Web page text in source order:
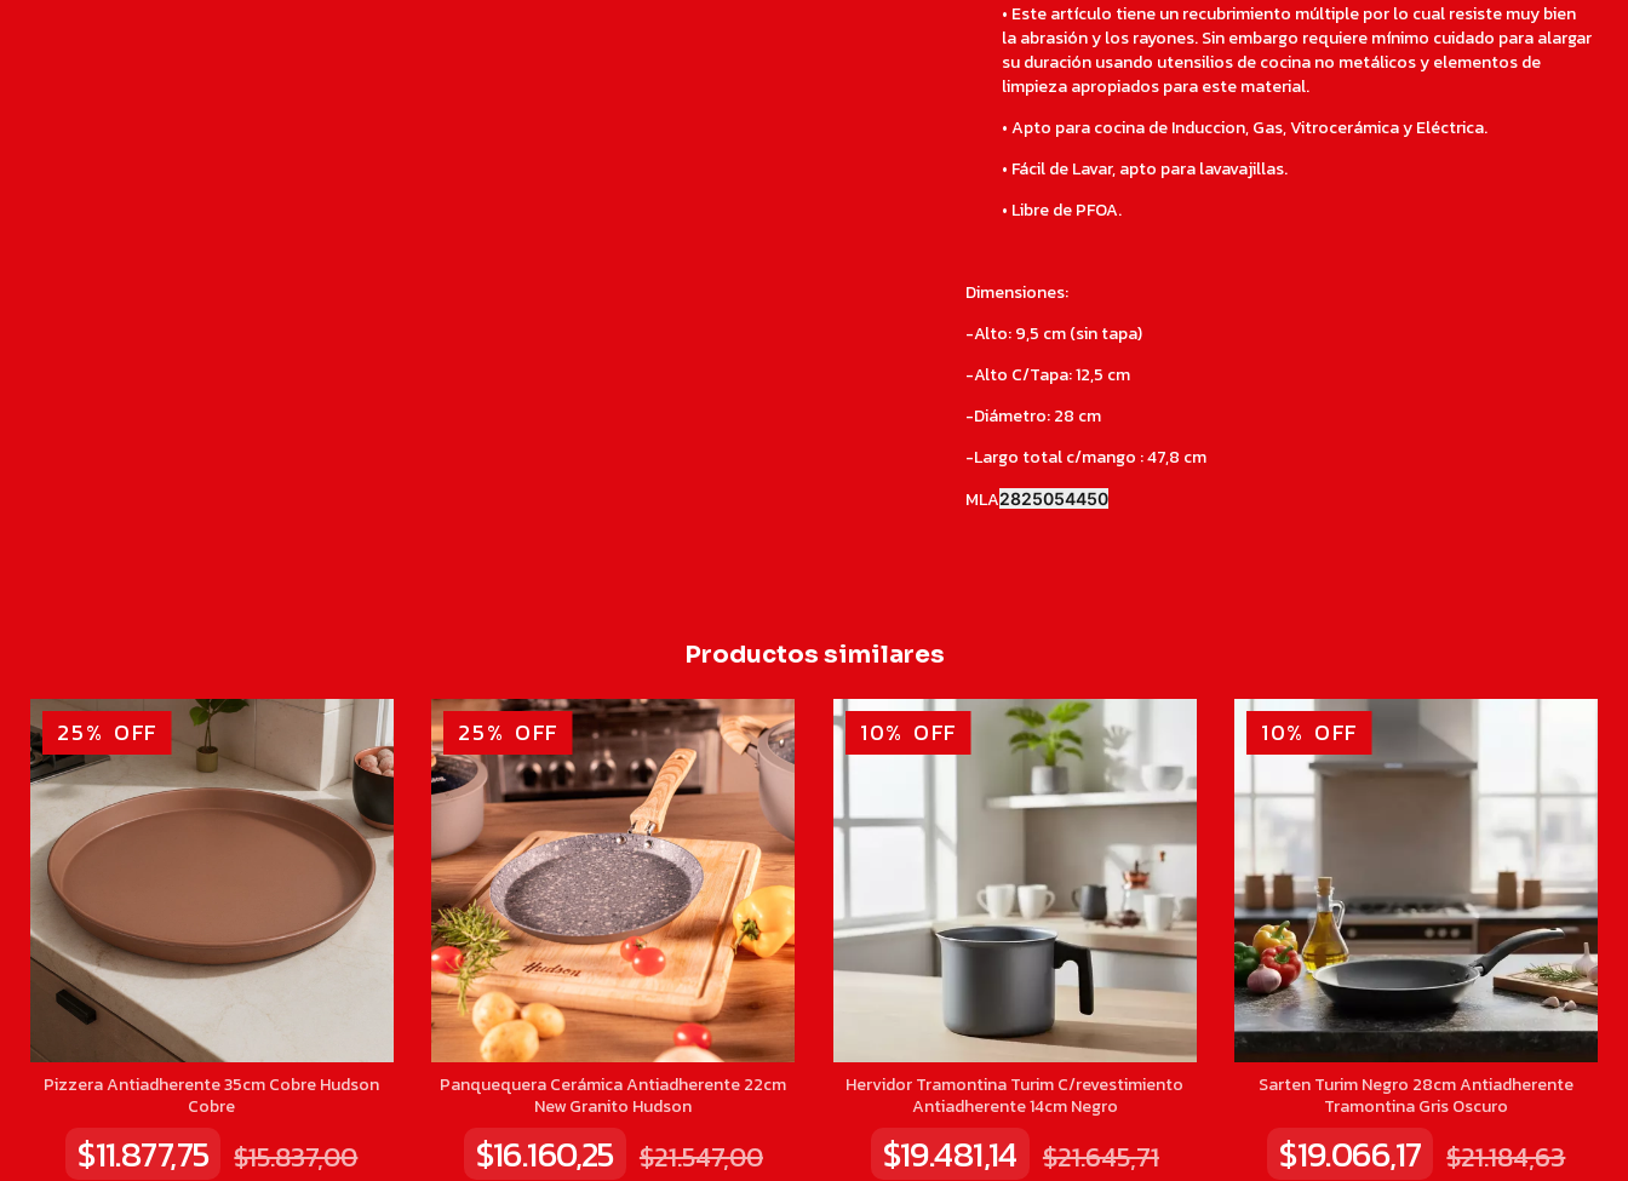
• Este artículo tiene un recubrimiento múltiple por lo cual resiste muy bien
la abrasión y los rayones. Sin embargo requiere mínimo cuidado para alargar
su duración usando utensilios de cocina no metálicos y elementos de
limpieza apropiados para este material.
•Apto para cocina de Induccion, Gas, Vitrocerámica y Eléctrica.
• Fácil de Lavar, apto para lavavajillas.
• Libre de PFOA.
Dimensiones:
-Alto: 9,5 cm (sin tapa)
-Alto C/Tapa: 12,5 cm
-Diámetro: 28 cm
-Largo total c/mango : 47,8 cm
MLA2825054450
Productos similares
25% OFF
Pizzera Antiadherente 35cm Cobre Hudson
Cobre
$11.877,75 $15.837,00
25% OFF
Panquequera Cerámica Antiadherente 22cm
New Granito Hudson
$16.160,25 $21.547,00
10% OFF
Hervidor Tramontina Turim C/revestimiento
Antiadherente 14cm Negro
$19.481,14 $21.645,71
10% OFF
Sarten Turim Negro 28cm Antiadherente
Tramontina Gris Oscuro
$19.066,17 $21.184,63